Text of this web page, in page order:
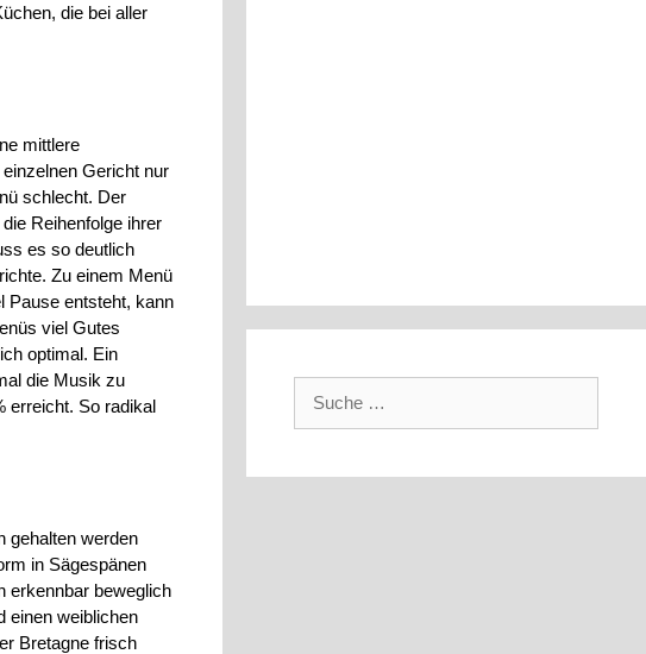
die bei aller
mittlere
Gericht nur
schlecht. Der
Reihenfolge ihrer
es so deutlich
Zu einem Menü
Pause entsteht, kann
viel Gutes
optimal. Ein
die Musik zu
erreicht. So radikal
gehalten werden
in Sägespänen
erkennbar beweglich
einen weiblichen
Bretagne frisch
Suche